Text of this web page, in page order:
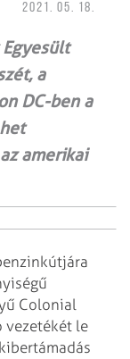
2021. 05. 18.
a
DC-ben a
amerikai
Colonial
vezetékét le